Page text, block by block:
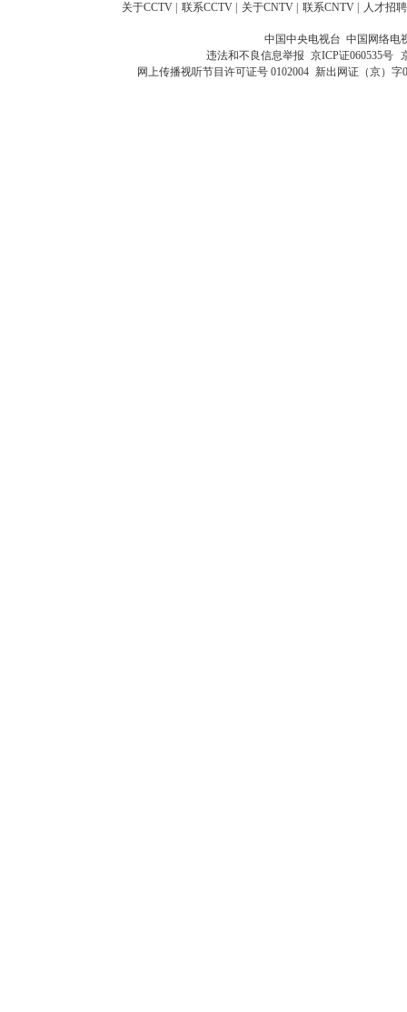
关于CCTV 联系CCTV 关于CNTV 联系CNTV 人才招聘
中国中央电视台 中国网络电
违法和不良信息举报 京ICP证060535号
网上传播视听节目许可证号 0102004 新出网证（京）